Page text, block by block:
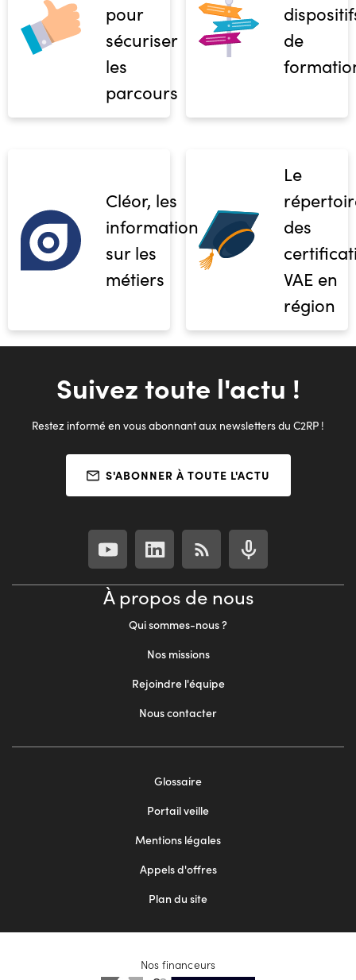
pour
sécuriser
les
parcours
de
Cléor, les
informations
sur les
métiers
Le
des
VAE en
région
Suivez toute l'actu !
Restez informé en vous abonnant aux newsletters du C2RP !
S'ABONNER À TOUTE L'ACTU
À propos de nous
Qui sommes-nous ?
Nos missions
Rejoindre l'équipe
Nous contacter
Glossaire
Portail veille
Mentions légales
Appels d'offres
Plan du site
Nos financeurs